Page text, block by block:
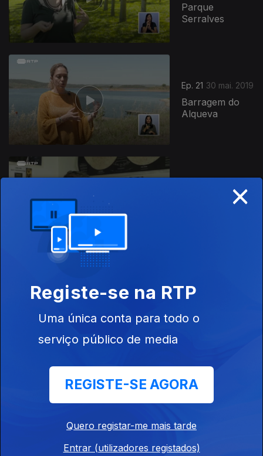
Parque
Serralves
Ep. 21 30 mai. 2019
Barragem do
Alqueva
Fitorremediação:
Uma Solução
com Futuro?
Ep. 18
09 mai. 2019
Costeira
×
Registe-se na RTP
Uma única conta para todo o
serviço público de media
REGISTE-SE AGORA
Quero registar-me mais tarde
Entrar (utilizadores registados)